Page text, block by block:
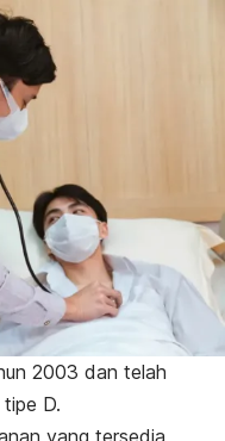
2003 dan telah
D.
yang tersedia,